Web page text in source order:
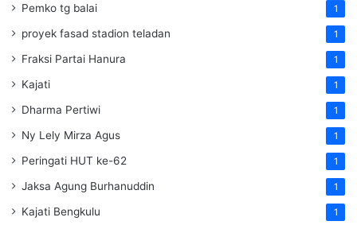
Pemko tg balai 1
proyek fasad stadion teladan 1
Fraksi Partai Hanura 1
Kajati 1
Dharma Pertiwi 1
Ny Lely Mirza Agus 1
Peringati HUT ke-62 1
Jaksa Agung Burhanuddin 1
Kajati Bengkulu 1